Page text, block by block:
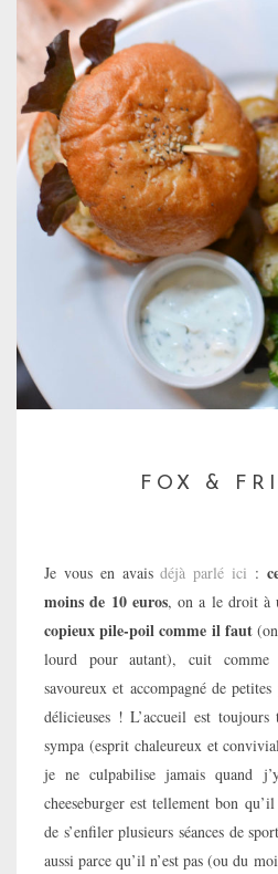
FOX &
Je vous en avaisdéjà parlé ici :
moins de 10 euros, on a le droit à
copieux pile-poil comme il faut(on
lourd pour autant), cuit comme
savoureux et accompagné de
délicieuses ! L’accueil est
sympa (esprit chaleureux et
je ne culpabilise jamais quand
cheeseburger est tellement bon
de s’enfiler plusieurs séances de
aussi parce qu’il n’est pas (ou du